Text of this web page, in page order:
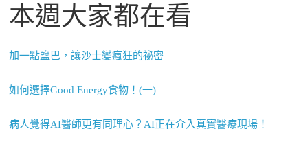
本週大家都在看
加一點鹽巴，讓沙士變瘋狂的祕密
如何選擇Good Energy食物！(一)
病人覺得AI醫師更有同理心？AI正在介入真實醫療現場！